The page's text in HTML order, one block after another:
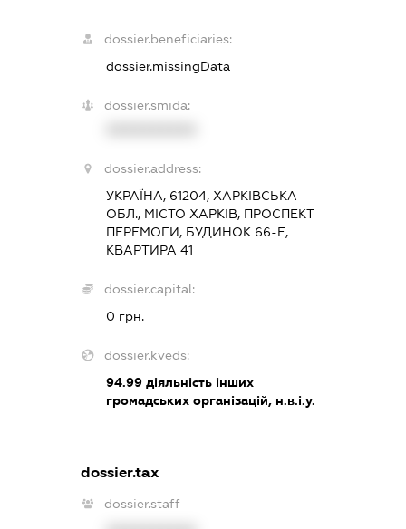
dossier.beneficiaries:
dossier.missingData
dossier.smida:
dossier.address:
УКРАЇНА, 61204, ХАРКІВСЬКА
ОБЛ., МІСТО ХАРКІВ, ПРОСПЕКТ
ПЕРЕМОГИ, БУДИНОК 66-Е,
КВАРТИРА 41
dossier.capital:
0 грн.
dossier.kveds:
94.99 діяльність інших
громадських організацій, н.в.і.у.
dossier.tax
dossier.staff